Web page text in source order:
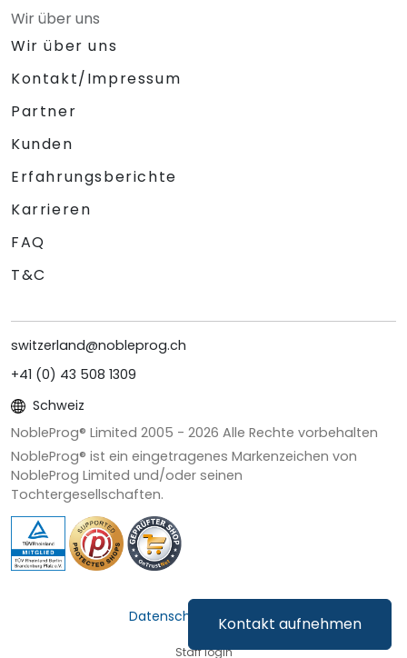
Kontakt aufnehmen
Wir über uns
Wir über uns
Kontakt/Impressum
Partner
Kunden
Erfahrungsberichte
Karrieren
FAQ
T&C
switzerland@nobleprog.ch
+41 (0) 43 508 1309
Schweiz
NobleProg® Limited 2005 - 2026 Alle Rechte vorbehalten
NobleProg® ist ein eingetragenes Markenzeichen von
NobleProg Limited und/oder seinen
Tochtergesellschaften.
Datenschutz & Cookies
Staff login